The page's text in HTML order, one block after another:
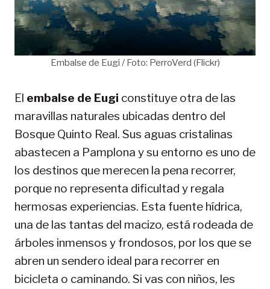
Embalse de Eugi / Foto: PerroVerd (Flickr)
El embalse de Eugi constituye otra de las
maravillas naturales ubicadas dentro del
Bosque Quinto Real. Sus aguas cristalinas
abastecen a Pamplona y su entorno es uno de
los destinos que merecen la pena recorrer,
porque no representa dificultad y regala
hermosas experiencias. Esta fuente hídrica,
una de las tantas del macizo, está rodeada de
árboles inmensos y frondosos, por los que se
abren un sendero ideal para recorrer en
bicicleta o caminando. Si vas con niños, les